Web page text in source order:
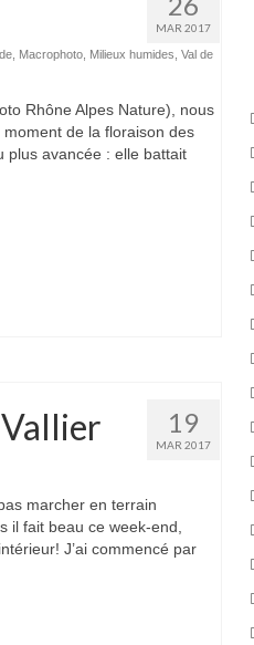
MAR 2017
, Macrophoto, Milieux humides Val de
Rhône Alpes Nature), nous
de la floraison des
plus avancée : elle battait
19
MAR 2017
marcher en terrain
il fait beau ce week-end,
J’ai commencé par